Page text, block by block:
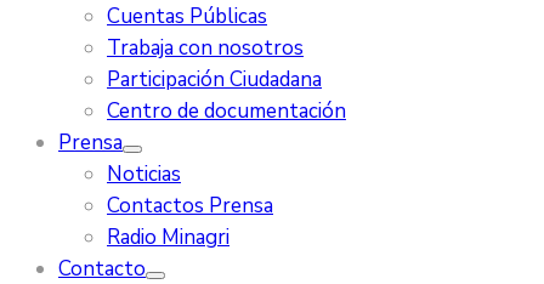
Cuentas Públicas
Trabaja con nosotros
Participación Ciudadana
Centro de documentación
Prensa
Noticias
Contactos Prensa
Radio Minagri
Contacto